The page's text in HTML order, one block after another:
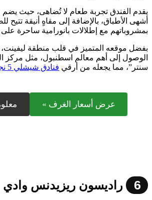
يقدم الفندق تجربة طعام لا تُضاهى، حيث
أشهى الأطباق، بالإضافة إلى مقاهٍ أنيقة تتيح
بمشروباتهم مع إطلالات بانورامية ساحرة على
بفضل موقعه المتميز في قلب منطقة ليفينت،
الوصول إلى أهم معالم اسطنبول، مثل مركز
سنتر”، مما يجعله من أرقي فنادق شيشلي 5 نجوم
عرض أسعار الغرف »
6 راديسون ريزيدنس